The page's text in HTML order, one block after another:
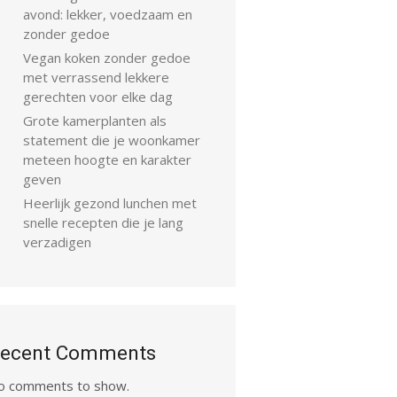
avond: lekker, voedzaam en
zonder gedoe
Vegan koken zonder gedoe
met verrassend lekkere
gerechten voor elke dag
Grote kamerplanten als
statement die je woonkamer
meteen hoogte en karakter
geven
Heerlijk gezond lunchen met
snelle recepten die je lang
verzadigen
Comments
comments to show.